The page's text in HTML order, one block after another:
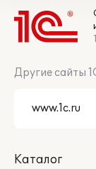
Другие сайты
Каталог